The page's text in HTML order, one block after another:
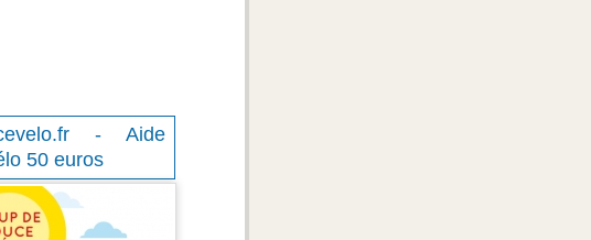
- Aide
50 euros